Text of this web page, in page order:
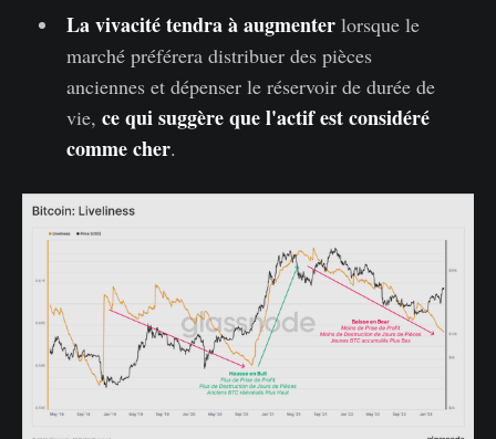
La vivacité tendra à augmenterlorsque le
marché préférera distribuer des pièces
anciennes et dépenser le réservoir de durée de
vie, ce qui suggère que l'actif est considéré
comme cher.